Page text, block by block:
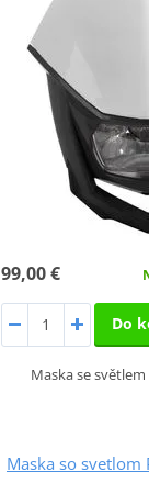
99,00 €
Do
Maska se
Maska so svetlom